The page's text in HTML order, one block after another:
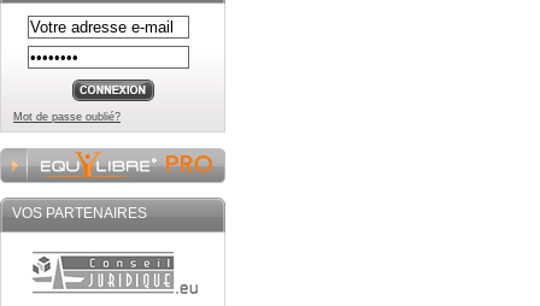
Mot de passe oublié?
VOS PARTENAIRES